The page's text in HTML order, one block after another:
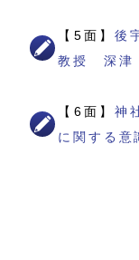
【5面】後
教授 深津
【6面】神
に関する意